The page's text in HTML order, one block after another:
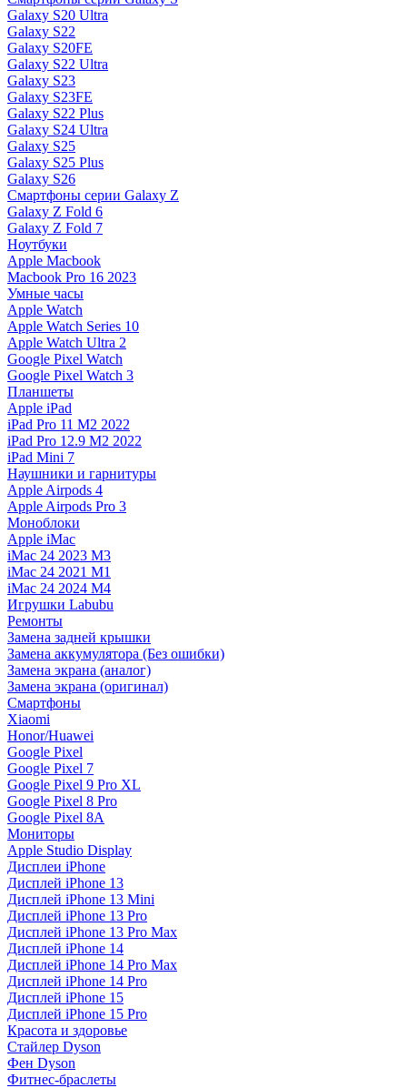
Galaxy S20 Ultra
Galaxy S22
Galaxy S20FE
Galaxy S22 Ultra
Galaxy S23
Galaxy S23FE
Galaxy S22 Plus
Galaxy S24 Ultra
Galaxy S25
Galaxy S25 Plus
Galaxy S26
Смартфоны серии Galaxy Z
Galaxy Z Fold 6
Galaxy Z Fold 7
Ноутбуки
Apple Macbook
Macbook Pro 16 2023
Умные часы
Apple Watch
Apple Watch Series 10
Apple Watch Ultra 2
Google Pixel Watch
Google Pixel Watch 3
Планшеты
Apple iPad
iPad Pro 11 M2 2022
iPad Pro 12.9 M2 2022
iPad Mini 7
Наушники и гарнитуры
Apple Airpods 4
Apple Airpods Pro 3
Моноблоки
Apple iMac
iMac 24 2023 M3
iMac 24 2021 M1
iMac 24 2024 M4
Игрушки Labubu
Ремонты
Замена задней крышки
Замена аккумулятора (Без ошибки)
Замена экрана (аналог)
Замена экрана (оригинал)
Смартфоны
Xiaomi
Honor/Huawei
Google Pixel
Google Pixel 7
Google Pixel 9 Pro XL
Google Pixel 8 Pro
Google Pixel 8A
Мониторы
Apple Studio Display
Дисплеи iPhone
Дисплей iPhone 13
Дисплей iPhone 13 Mini
Дисплей iPhone 13 Pro
Дисплей iPhone 13 Pro Max
Дисплей iPhone 14
Дисплей iPhone 14 Pro Max
Дисплей iPhone 14 Pro
Дисплей iPhone 15
Дисплей iPhone 15 Pro
Красота и здоровье
Стайлер Dyson
Фен Dyson
Фитнес-браслеты